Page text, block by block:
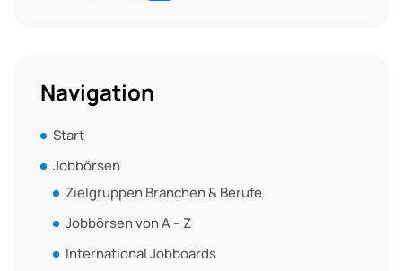
Navigation
Start
Jobbörsen
Zielgruppen Branchen & Berufe
Jobbörsen von A – Z
International Jobboards